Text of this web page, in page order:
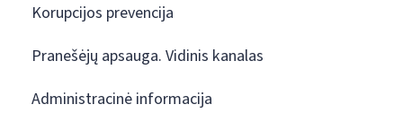
Korupcijos prevencija
Pranešėjų apsauga. Vidinis kanalas
Administracinė informacija